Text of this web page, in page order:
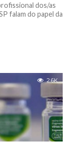
dos/as
falam do papel da
2.6K